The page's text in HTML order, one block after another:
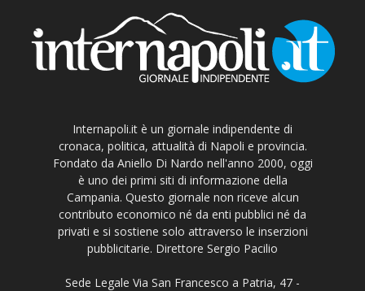
Internapoli.it è un giornale indipendente di
cronaca, politica, attualità di Napoli e provincia.
Fondato da Aniello Di Nardo nell'anno 2000, oggi
è uno dei primi siti di informazione della
Campania. Questo giornale non riceve alcun
contributo economico né da enti pubblici né da
privati e si sostiene solo attraverso le inserzioni
pubblicitarie. Direttore Sergio Pacilio
Sede Legale Via San Francesco a Patria, 47 -